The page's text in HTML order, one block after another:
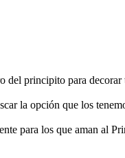
del principito para decorar
la opción que los
para los que aman al